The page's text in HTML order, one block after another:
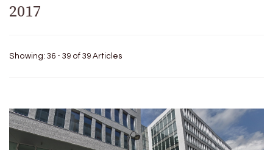
2017
Showing: 36 - 39 of 39 Articles